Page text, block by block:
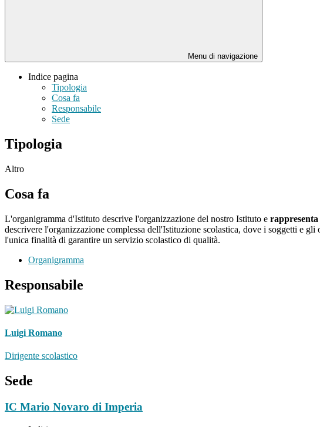
Menu di navigazione
Indice pagina
Tipologia
Cosa fa
Responsabile
Sede
Tipologia
Altro
Cosa fa
L'organigramma d'Istituto descrive l'organizzazione del nostro Istituto e rappresenta
descrivere l'organizzazione complessa dell'Istituzione scolastica, dove i soggetti e
l'unica finalità di garantire un servizio scolastico di qualità.
Organigramma
Responsabile
Luigi Romano
Dirigente scolastico
Sede
IC Mario Novaro di Imperia